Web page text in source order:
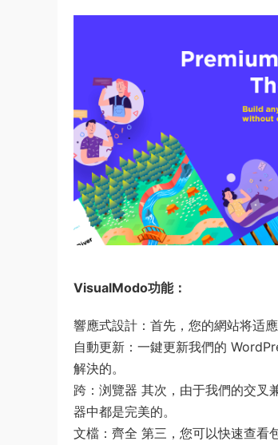
VisualModo功能：
響應式設計：首先，您的網站将适
自動更新：一鍵更新我們的
解決的。
跨：浏覽器 其次，由于我們的交叉
器中都是完美的。
文檔：齊全 第三，您可以快速查看